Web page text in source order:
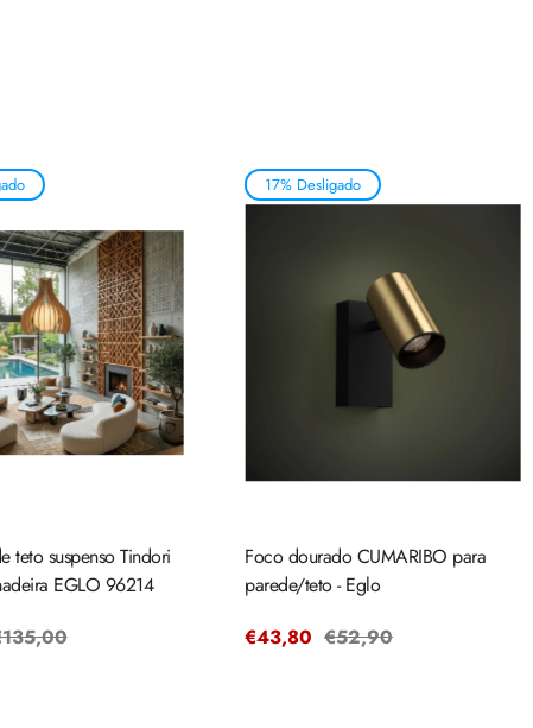
teto suspenso Tindori
EGLO 96214
17% Desligado
Foco dourado CUMARIBO para
parede/teto - Eglo
Preço
€43,80 Preço
€52,90